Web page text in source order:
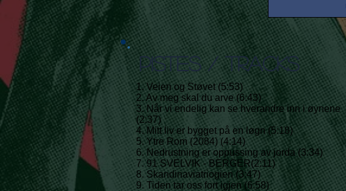
PISTES / TRACKS
1. Veien og Støvet (5:53)
2. Av meg skal du arve (6:43)
3. Når vi endelig kan se hverandre inn i øynene
(2:37)
4. Mitt liv er bygget på en løgn (5:18)
5. Ytre Rom (2084) (4:14)
6. Nedrustning er oppussing av jorda (3:34)
7. 91 SVELVIK - BERGER(2:11)
8. Skandinaviatriogien (3:47)
9. Tiden tar oss fort igjen (6:58)